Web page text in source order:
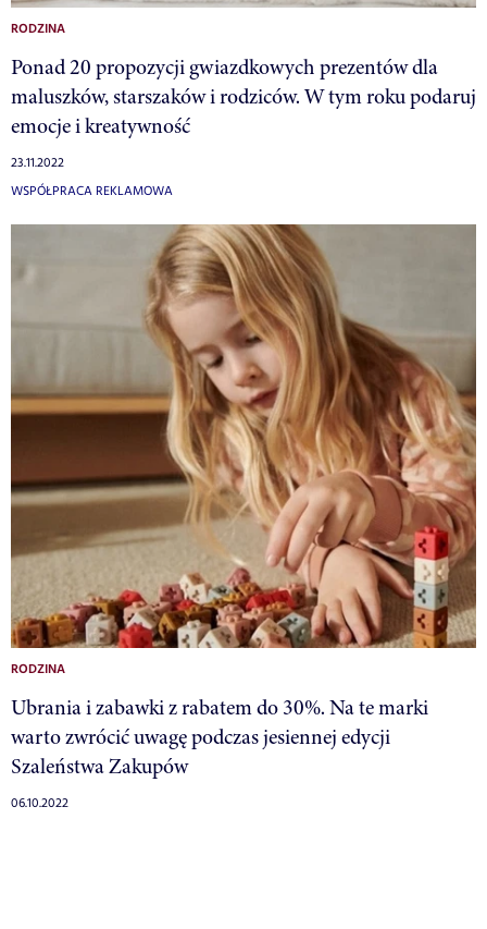
RODZINA
Ponad 20 propozycji gwiazdkowych prezentów dla
maluszków, starszaków i rodziców. W tym roku podaruj
emocje i kreatywność
23.11.2022
WSPÓŁPRACA REKLAMOWA
RODZINA
Ubrania i zabawki z rabatem do 30%. Na te marki
warto zwrócić uwagę podczas jesiennej edycji
Szaleństwa Zakupów
06.10.2022